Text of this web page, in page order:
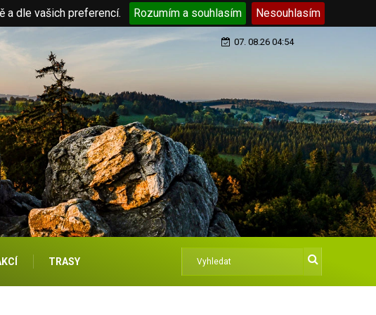
a dle vašich preferencí. Rozumím a souhlasím Nesouhlasím
07. 08.26 04:54
TRASY